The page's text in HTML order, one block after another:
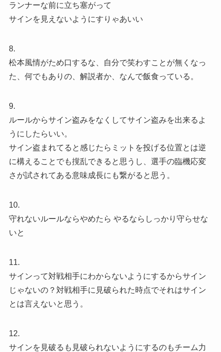
ランナーな前に立ち塞がって
サインを見えないようにすりゃあいい
8.
松本風情がため口するな、自分で笑わすことが無くなっ
た、何でもありの、解説者か、なんで飯食っている。
9.
ルールからサイン盗みをなくしてサイン盗みを出来るよ
うにしたらいい。
サイン盗まれてると感じたらミットを投げる位置とは逆
に構えることでも撹乱できると思うし、選手の臨機応変
さが試されてある意味成長にも繋がると思う。
10.
守れないルールならやめたら やるならしっかり守らせな
いと
11.
サインって対戦相手にわからないようにするからサイン
じゃないの？対戦相手に見破られた時点でそれはサイン
とは言えないと思う。
12.
サインを見破るも見破られないようにするのもチーム力